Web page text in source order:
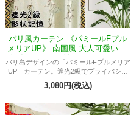
バリ風カーテン 《パミールFプル
メリアUP》 南国風 大人可愛い 遮
光2級 バランス付きフラット アイ
ボリー色 サイアムチューリップ柄
バリ島デザインの「パミールFプルメリア
UP」カーテン。遮光2級でプライバシー
保護、形状記憶加工で美しい形維持。南
国風華やかなサイアムチューリップ柄。
3,080円(税込)